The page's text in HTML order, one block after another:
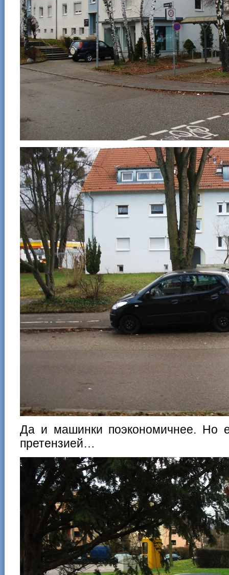
Да и машинки поэкономичнее. Но
претензией…